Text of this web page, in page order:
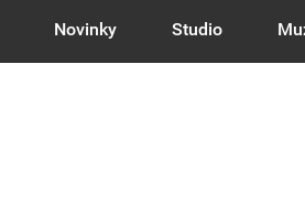
Novinky Studio